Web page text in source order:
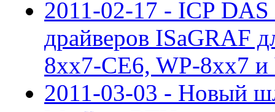
2011-02-17 - ICP
драйверов ISaGRAF
8xx7-CE6, WP-8xx7
2011-03-03 - Новый